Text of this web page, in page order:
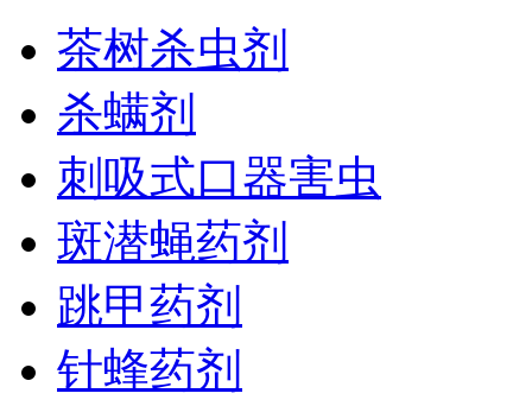
茶树杀虫剂
杀螨剂
刺吸式口器害虫
斑潜蝇药剂
跳甲药剂
针蜂药剂